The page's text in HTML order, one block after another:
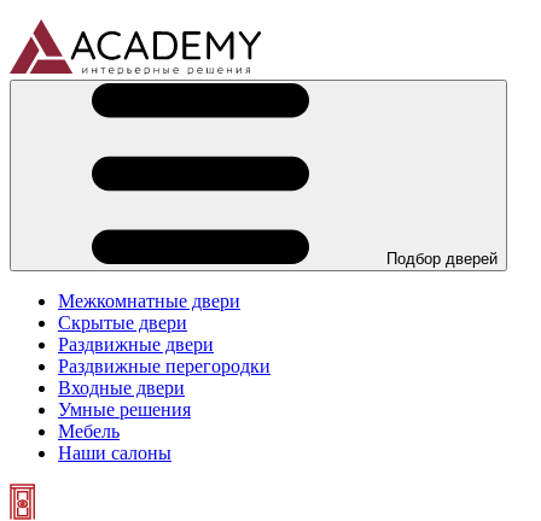
Подбор дверей
Межкомнатные двери
Скрытые двери
Раздвижные двери
Раздвижные перегородки
Входные двери
Умные решения
Мебель
Наши салоны